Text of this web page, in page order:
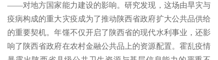
——对地方国家能力建设的影响。研究发现，这场由旱灾与
疫病构成的重大灾疫成为了推动陕西省政府扩大公共品供给
的重要契机。年馑不仅开启了陕西省的现代水利事业，还影
响了陕西省政府在农村金融公共品上的资源配置。霍乱疫情